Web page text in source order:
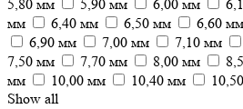
5,80 мм
5,90 мм 6,00 мм
мм
6,40 мм 6,50 мм 6,60 мм
6,90 мм
7,00 мм 7,10 мм
7,50 мм
7,70 мм 8,00 мм
мм
10,00 мм 10,40 мм
Show all